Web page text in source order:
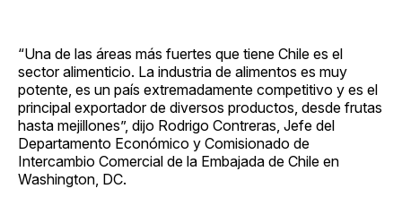
“Una de las áreas más fuertes que tiene Chile es el
sector alimenticio. La industria de alimentos es muy
potente, es un país extremadamente competitivo y es el
principal exportador de diversos productos, desde frutas
hasta mejillones”, dijo Rodrigo Contreras, Jefe del
Departamento Económico y Comisionado de
Intercambio Comercial de la Embajada de Chile en
Washington, DC.